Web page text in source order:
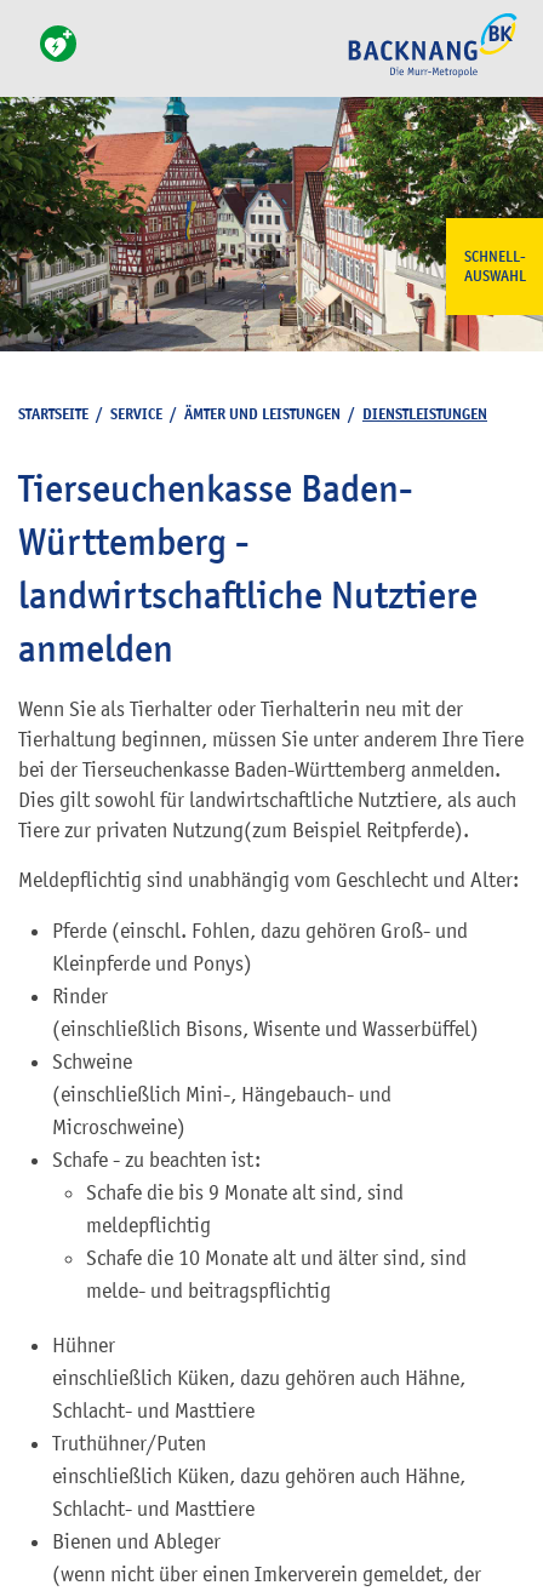
SCHNELL-
AUSWAHL
STARTSEITE / SERVICE / ÄMTER UND LEISTUNGEN / DIENSTLEISTUNGEN
Tierseuchenkasse Baden-
Württemberg -
landwirtschaftliche Nutztiere
anmelden
Wenn Sie als Tierhalter oder Tierhalterin neu mit der
Tierhaltung beginnen, müssen Sie unter anderem Ihre Tiere
bei der Tierseuchenkasse Baden-Württemberg anmelden.
Dies gilt sowohl für landwirtschaftliche Nutztiere, als auch
Tiere zur privaten Nutzung(zum Beispiel Reitpferde).
Meldepflichtig sind unabhängig vom Geschlecht und Alter:
Pferde (einschl. Fohlen, dazu gehören Groß- und
Kleinpferde und Ponys)
Rinder
(einschließlich Bisons, Wisente und Wasserbüffel)
Schweine
(einschließlich Mini-, Hängebauch- und
Microschweine)
Schafe - zu beachten ist:
Schafe die bis 9 Monate alt sind, sind
meldepflichtig
Schafe die 10 Monate alt und älter sind, sind
melde- und beitragspflichtig
Hühner
einschließlich Küken, dazu gehören auch Hähne,
Schlacht- und Masttiere
Truthühner/Puten
einschließlich Küken, dazu gehören auch Hähne,
Schlacht- und Masttiere
Bienen und Ableger
(wenn nicht über einen Imkerverein gemeldet, der